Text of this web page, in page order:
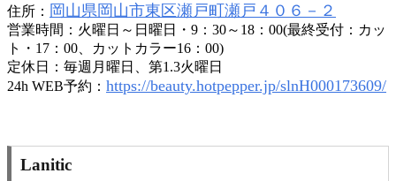
住所： 岡山県岡山市東区瀬戸町瀬戸４０６－２
営業時間：火曜日～日曜日・9：30～18：00(最終受付：カッ
ト・17：00、カットカラー16：00)
定休日：毎週月曜日、第1.3火曜日
24h WEB予約： https://beauty.hotpepper.jp/slnH000173609/
Lanitic